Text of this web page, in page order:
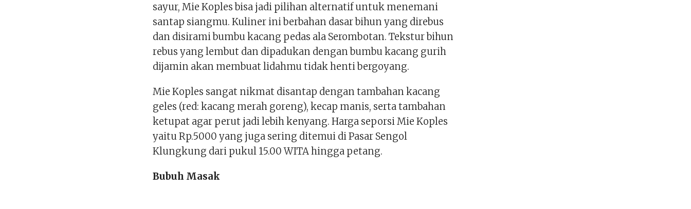
sayur, Mie Koples bisa jadi pilihan alternatif untuk menemani
santap siangmu. Kuliner ini berbahan dasar bihun yang direbus
dan disirami bumbu kacang pedas ala Serombotan. Tekstur bihun
rebus yang lembut dan dipadukan dengan bumbu kacang gurih
dijamin akan membuat lidahmu tidak henti bergoyang.
Mie Koples sangat nikmat disantap dengan tambahan kacang
geles (red: kacang merah goreng), kecap manis, serta tambahan
ketupat agar perut jadi lebih kenyang. Harga seporsi Mie Koples
yaitu Rp.5000 yang juga sering ditemui di Pasar Sengol
Klungkung dari pukul 15.00 WITA hingga petang.
Bubuh Masak